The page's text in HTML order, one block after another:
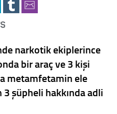
narkotik ekiplerince
bir araç ve 3 kişi
metamfetamin ele
3 şüpheli hakkında adli